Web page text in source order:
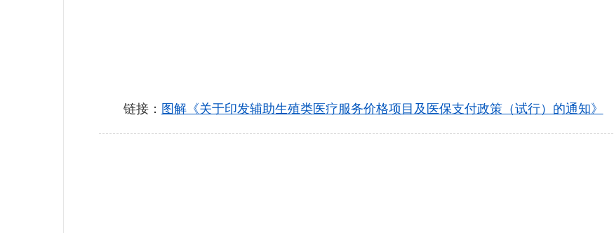
链接： 图解《关于印发辅助生殖类医疗服务价格项目及医保支付政策（试行）的通知》